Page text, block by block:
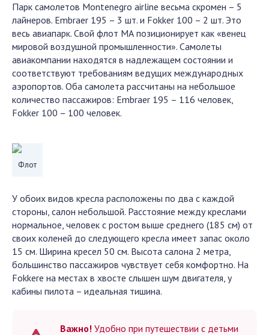
Парк самолетов Montenegro airline весьма скромен – 5
лайнеров. Embraer 195 – 3 шт. и Fokker 100 – 2 шт. Это
весь авиапарк. Свой флот МА позиционирует как «венец
мировой воздушной промышленности». Самолеты
авиакомпании находятся в надлежащем состоянии и
соответствуют требованиям ведущих международных
аэропортов. Оба самолета рассчитаны на небольшое
количество пассажиров: Embraer 195 – 116 человек,
Fokker 100 – 100 человек.
Флот
У обоих видов кресла расположены по два с каждой
стороны, салон небольшой. Расстояние между креслами
нормальное, человек с ростом выше среднего (185 см) от
своих коленей до следующего кресла имеет запас около
15 см. Ширина кресел 50 см. Высота салона 2 метра,
большинство пассажиров чувствует себя комфортно. На
Fokkere на местах в хвосте слышен шум двигателя, у
кабины пилота – идеальная тишина.
Важно! Удобно при путешествии с детьми